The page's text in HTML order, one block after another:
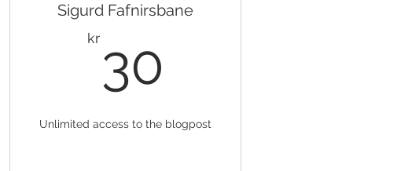
Sigurd Fafnirsbane
kr 30
Unlimited access to the blogpost